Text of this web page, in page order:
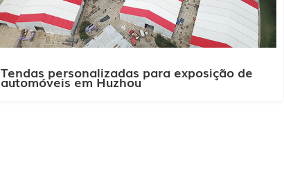
Tendas personalizadas para exposição de
automóveis em Huzhou